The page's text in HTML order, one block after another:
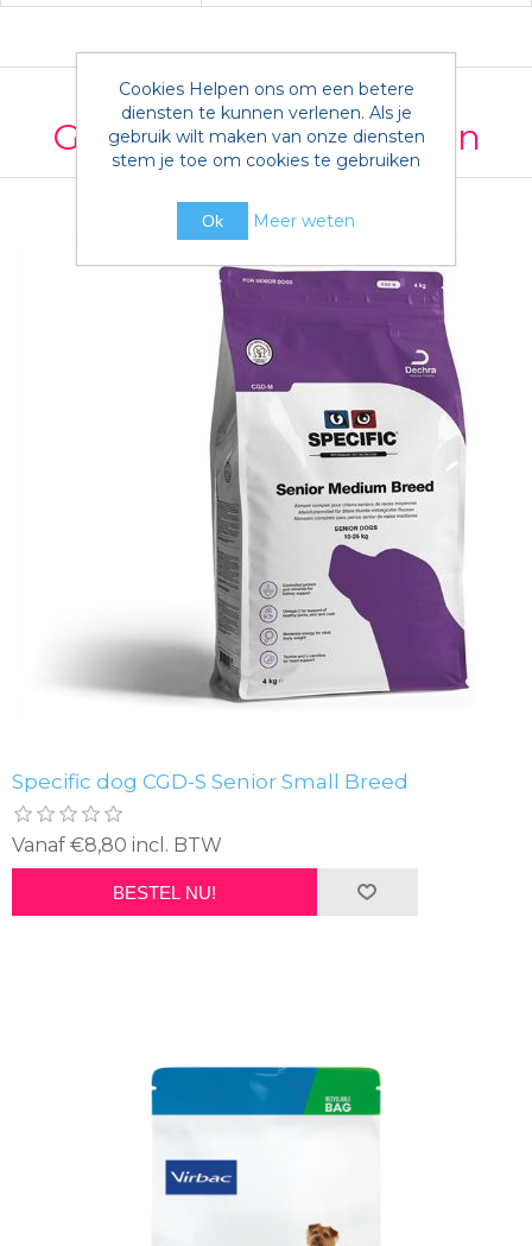
Gerelateerde producten
Specific dog CGD-S Senior Small Breed
Vanaf €8,80 incl. BTW
BESTEL NU!
Cookies Helpen ons om een betere
diensten te kunnen verlenen. Als je
gebruik wilt maken van onze diensten
stem je toe om cookies te gebruiken
Ok Meer weten